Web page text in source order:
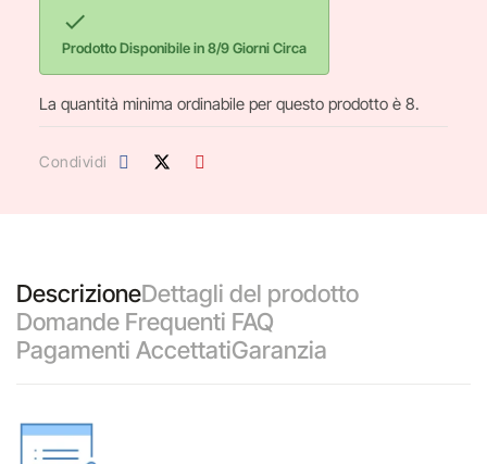

Prodotto Disponibile in 8/9 Giorni Circa
La quantità minima ordinabile per questo prodotto è 8.
Condividi
DescrizioneDettagli del prodotto
Domande Frequenti FAQ
Pagamenti AccettatiGaranzia